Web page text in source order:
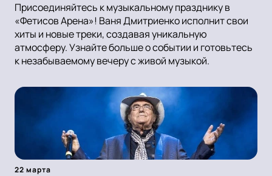
Присоединяйтесь к музыкальному празднику в
«Фетисов Арена»! Ваня Дмитриенко исполнит свои
хиты и новые треки, создавая уникальную
атмосферу. Узнайте больше о событии и готовьтесь
к незабываемому вечеру с живой музыкой.
22 марта